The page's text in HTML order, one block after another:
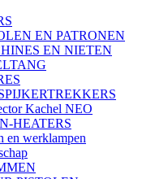
EN PATRONEN
EN NIETEN
Kachel NEO
HEATERS
en werklampen